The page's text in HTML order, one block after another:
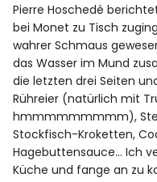
Pierre Hoschedé
bei Monet zu Tisch
wahrer Schmaus
das Wasser im Mund
die letzten drei Seiten
Rühreier (natürlich mit
hmmmmmmmmm),
Stockfisch-Kroketten,
Hagebuttensauce… Ich
Küche und fange an zu